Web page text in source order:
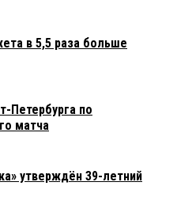
в 5,5 раза больше
Петербурга по
матча
утверждён 39-летний